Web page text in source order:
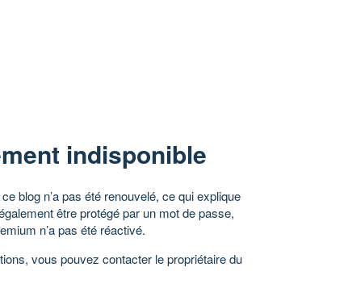
indisponible
blog n’a pas été renouvelé, ce qui explique
être protégé par un mot de passe,
n’a pas été réactivé.
vous pouvez contacter le propriétaire du